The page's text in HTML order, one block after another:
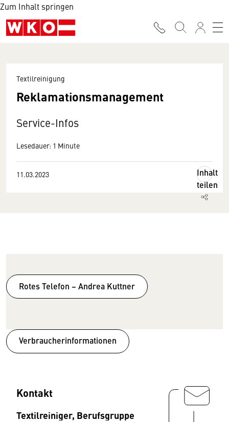
Zum Inhalt springen
Textilreinigung
Reklamationsmanagement
Service-Infos
Lesedauer: 1 Minute
11.03.2023
Inhalt
teilen
Rotes Telefon – Andrea Kuttner
Verbraucherinformationen
Kontakt
Textilreiniger, Berufsgruppe